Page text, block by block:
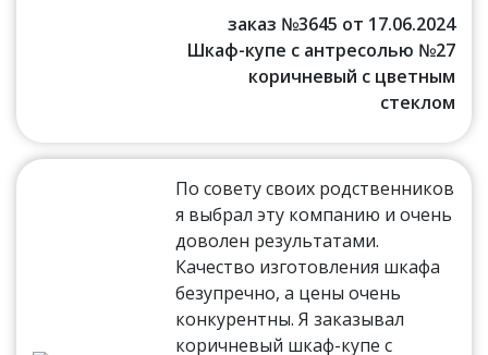
заказ №3645 от 17.06.2024
Шкаф-купе с антресолью №27
коричневый с цветным
стеклом
По совету своих родственников
я выбрал эту компанию и очень
доволен результатами.
Качество изготовления шкафа
безупречно, а цены очень
конкурентны. Я заказывал
коричневый шкаф-купе с